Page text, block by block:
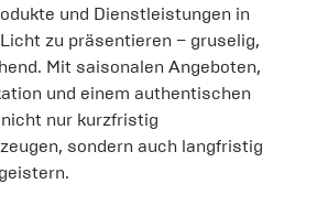
und Dienstleistungen in
zu präsentieren – gruselig,
Mit saisonalen Angeboten,
und einem authentischen
nur kurzfristig
sondern auch langfristig